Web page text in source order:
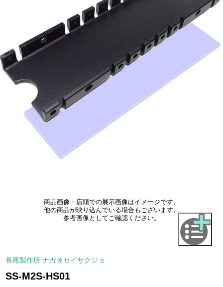
商品画像・店頭での展示画像はイメージです。
他の商品が映り込んでいる場合もございます。
参考画像としてご確認ください。
長尾製作所 ナガオセイサクジョ
SS-M2S-HS01